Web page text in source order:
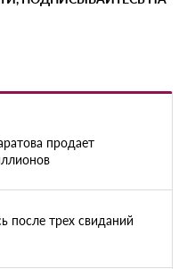
продает
после трех свиданий